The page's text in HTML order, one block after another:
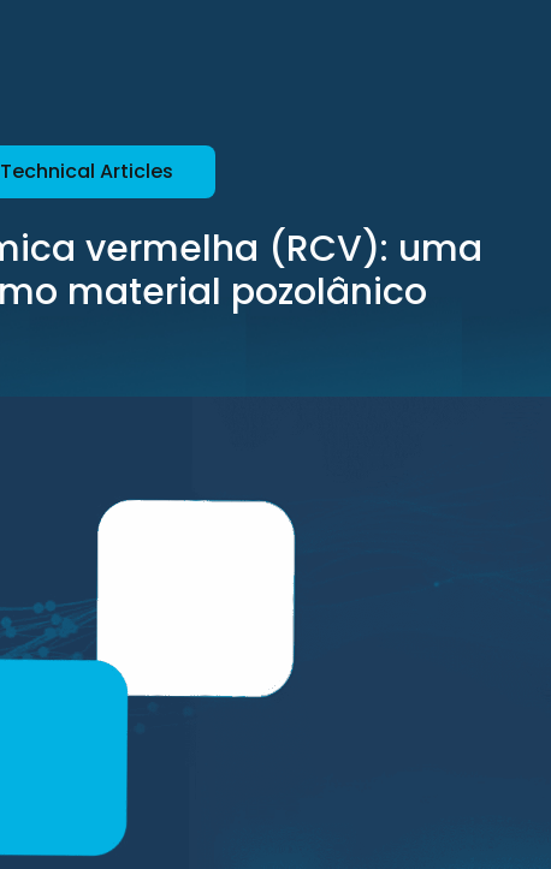
Technical Articles
vermelha (RCV): uma
material pozolânico